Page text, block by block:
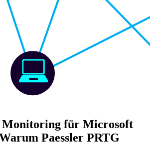
für Microsoft
Paessler PRTG